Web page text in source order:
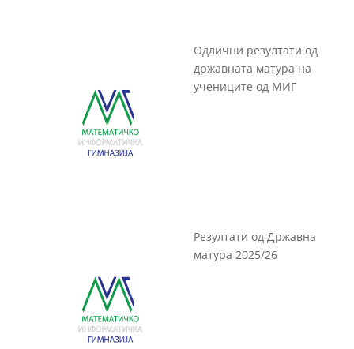
Одлични резултати од
државната матура на
учениците од МИГ
Резултати од Државна
матура 2025/26